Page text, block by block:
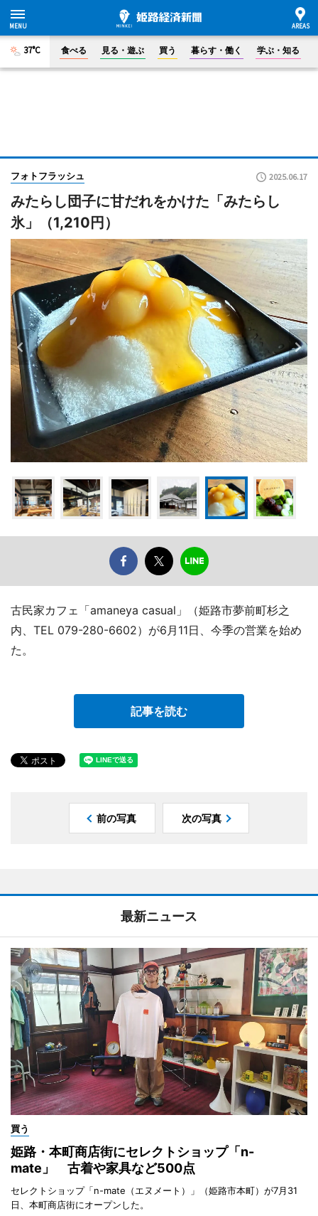
37°C 食べる 見る・遊ぶ 買う 暮らす・働く 学ぶ・知る
フォトフラッシュ 2025.06.17
みたらし団子に甘だれをかけた「みたらし
氷」（1,210円）
古民家カフェ「amaneya casual」（姫路市夢前町杉之
内、TEL 079-280-6602）が6月11日、今季の営業を始め
た。
記事を読む
前の写真 次の写真
最新ニュース
買う
姫路・本町商店街にセレクトショップ「n-
mate」 古着や家具など500点
セレクトショップ「n-mate（エヌメート）」（姫路市本町）が7月31
日、本町商店街にオープンした。